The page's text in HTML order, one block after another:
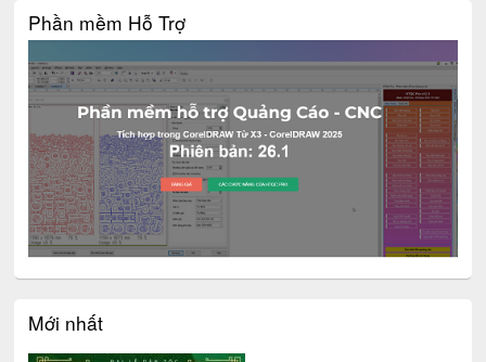
Phần mềm Hỗ Trợ
Mới nhất